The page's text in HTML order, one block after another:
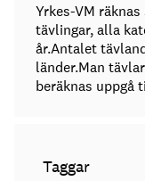
Yrkes-VM
tävlingar, alla
år.Antalet
länder.Man
beräknas uppgå
Taggar